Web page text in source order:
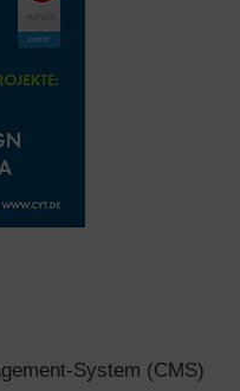
System (CMS)